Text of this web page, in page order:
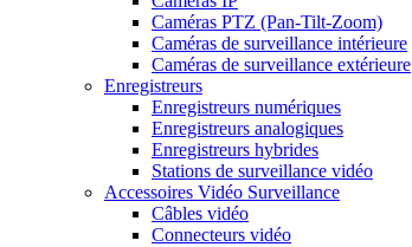
Caméras PTZ (Pan-Tilt-Zoom)
Caméras de surveillance intérieure
Caméras de surveillance extérieure
Enregistreurs
Enregistreurs numériques
Enregistreurs analogiques
Enregistreurs hybrides
Stations de surveillance vidéo
Accessoires Vidéo Surveillance
Câbles vidéo
Connecteurs vidéo